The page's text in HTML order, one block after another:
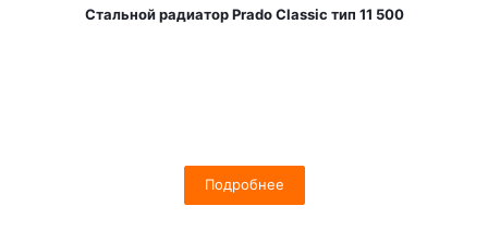
Стальной радиатор Prado Classic тип 11 500
Подробнее